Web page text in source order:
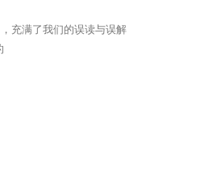
充满了我们的误读与误解